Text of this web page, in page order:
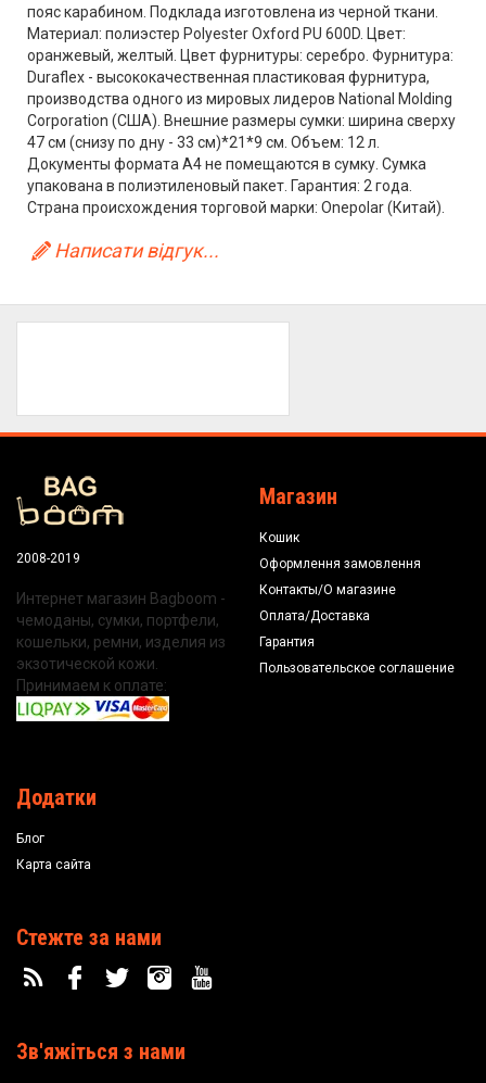
пояс карабином. Подклада изготовлена из черной ткани.
Материал: полиэстер Polyester Oxford PU 600D. Цвет:
оранжевый, желтый. Цвет фурнитуры: серебро. Фурнитура:
Duraflex - высококачественная пластиковая фурнитура,
производства одного из мировых лидеров National Molding
Corporation (США). Внешние размеры сумки: ширина сверху
47 см (снизу по дну - 33 см)*21*9 см. Объем: 12 л.
Документы формата А4 не помещаются в сумку. Сумка
упакована в полиэтиленовый пакет. Гарантия: 2 года.
Страна происхождения торговой марки: Onepolar (Китай).
Написати відгук...
2008-2019
Интернет магазин Bagboom -
чемоданы, сумки, портфели,
кошельки, ремни, изделия из
экзотической кожи.
Принимаем к оплате:
Магазин
Кошик
Оформлення замовлення
Контакты/О магазине
Оплата/Доставка
Гарантия
Пользовательское соглашение
Додатки
Блог
Карта сайта
Стежте за нами
Зв'яжіться з нами